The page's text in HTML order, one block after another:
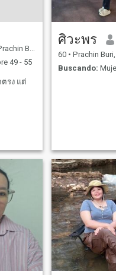
Tailandia
49 - 55
ตรง แต่
ศิวะพร
60 • Prachin Buri,
Buscando: